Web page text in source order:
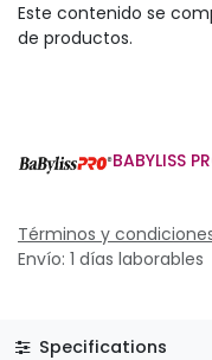
Este contenido se
de productos.
BABYLISS
Términos y
Envío: 1 días laborables
Specifications